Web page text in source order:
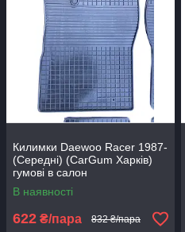
Килимки Daewoo Racer 1987-
(Середні) (CarGum Харків)
гумові в салон
В наявності
622 ₴/пара 832 ₴/пара